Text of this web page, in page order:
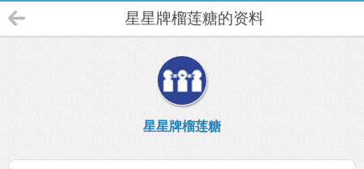
星星牌榴莲糖的资料
星星牌榴莲糖